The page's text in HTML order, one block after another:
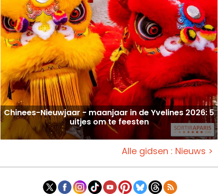
Chinees-Nieuwjaar - maanjaar in de Yvelines 2026: 5
uitjes om te feesten
Alle gidsen : Nieuws >